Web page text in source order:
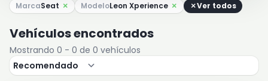
MarcaSeat ModeloLeon Xperience Ver todos
Vehículos encontrados
Mostrando 0 - 0 de 0 vehículos